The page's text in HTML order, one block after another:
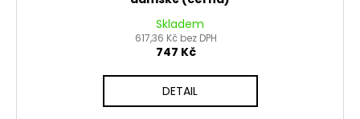
Skladem
617,36 Kč bez DPH
747 Kč
DETAIL